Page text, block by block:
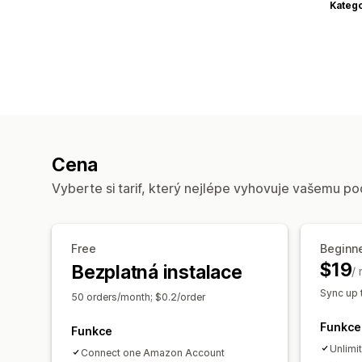
Cena
Vyberte si tarif, který nejlépe vyhovuje vašemu
Free
Bezplatná instalace
50 orders/month; $0.2/order
Funkce
Connect one Amazon Account
$19/
Sync up
Funkce